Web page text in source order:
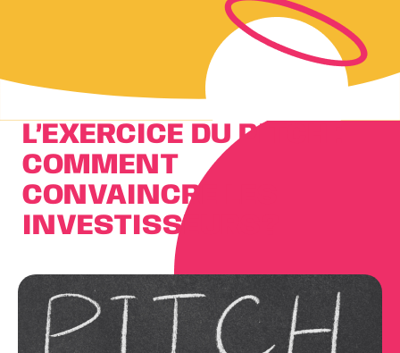
L’EXERCICE DU PITCH :
COMMENT
CONVAINCRE LES
INVESTISSEURS?